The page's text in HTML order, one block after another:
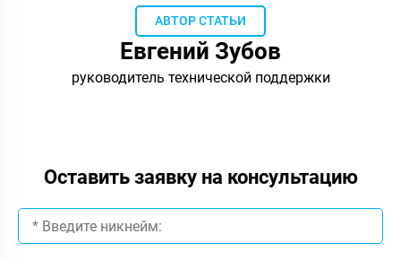
АВТОР СТАТЬИ
Евгений Зубов
руководитель технической поддержки
Оставить заявку на консультацию